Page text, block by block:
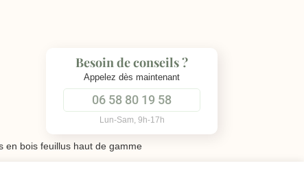
en bois feuillus haut de gamme
Besoin de conseils ?
Appelez dès maintenant
06 58 80 19 58
Lun-Sam, 9h-17h